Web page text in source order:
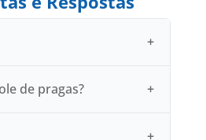
de pragas?